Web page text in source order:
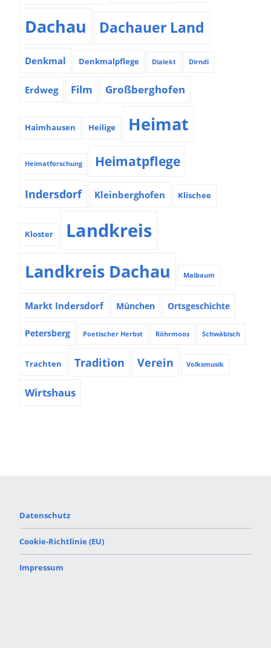
Dachau Dachauer Land
Denkmal Denkmalpflege Dialekt Dirndl
Erdweg Film Großberghofen
Haimhausen Heilige Heimat
Heimatforschung Heimatpflege
Indersdorf Kleinberghofen Klischee
Kloster Landkreis
Landkreis Dachau Maibaum
Markt Indersdorf München Ortsgeschichte
Petersberg Poetischer Herbst Röhrmoos Schwäbisch
Trachten Tradition Verein Volksmusik
Wirtshaus
Datenschutz
Cookie-Richtlinie (EU)
Impressum